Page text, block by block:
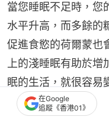
當您睡眠不足時，您
水平升高，而多餘的
促進食慾的荷爾蒙也
上的淺睡眠有助於增
眠的生活，就很容易
【6】攰就早瞓
在Google
追蹤《香港01》